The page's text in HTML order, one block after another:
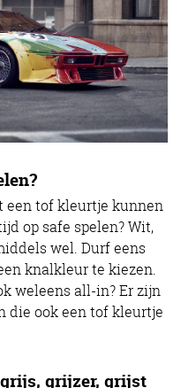
een tof kleurtje kunnen
op safe spelen? Wit,
wel. Durf eens
knalkleur te kiezen.
weleens all-in? Er zijn
die ook een tof kleurtje
grijzer, grijst